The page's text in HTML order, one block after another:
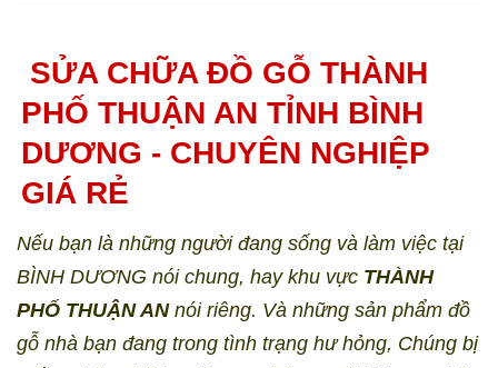
SỬA CHỮA ĐỒ GỖ THÀNH
PHỐ THUẬN AN TỈNH BÌNH
DƯƠNG - CHUYÊN NGHIỆP
GIÁ RẺ
Nếu bạn là những người đang sống và làm việc tại
BÌNH DƯƠNG nói chung, hay khu vực THÀNH
PHỐ THUẬN AN nói riêng. Và những sản phẩm đồ
gỗ nhà bạn đang trong tình trạng hư hỏng, Chúng bị